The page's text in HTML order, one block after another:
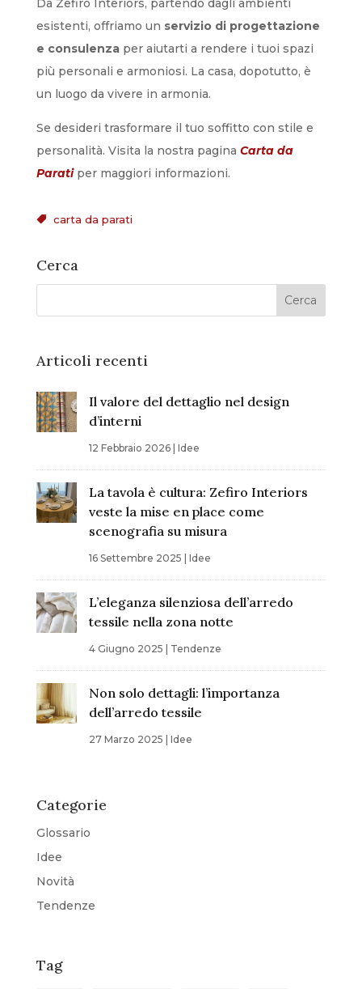
Da Zefiro Interiors, partendo dagli ambienti
esistenti, offriamo un servizio di progettazione
e consulenzaper aiutarti a rendere i tuoi spazi
più personali e armoniosi. La casa, dopotutto, è
un luogo da vivere in armonia.
Se desideri trasformare il tuo soffitto con stile e
personalità. Visita la nostra pagina Carta da
Paratiper maggiori informazioni.
 carta da parati
Cerca
Articoli recenti
Il valore del dettaglio nel design
d’interni
12 Febbraio 2026| Idee
La tavola è cultura: Zefiro Interiors
veste la mise en place come
scenografia su misura
16 Settembre 2025 Idee
L’eleganza silenziosa dell’arredo
tessile nella zona notte
4 Giugno 2025 Tendenze
Non solo dettagli: l’importanza
dell’arredo tessile
27 Marzo 2025 Idee
Categorie
Glossario
Idee
Novità
Tendenze
Tag